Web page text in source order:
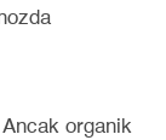
organik